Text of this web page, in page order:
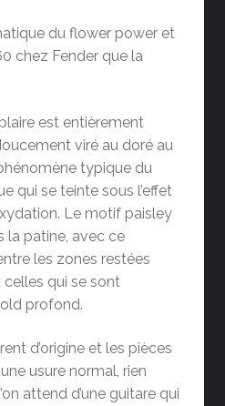
du flower power et
chez Fender que la
est entièrement
viré au doré au
typique du
qui se teinte sous l’effet
Le motif paisley
la patine, avec ce
les zones restées
qui se sont
profond.
d’origine et les pièces
usure normal, rien
attend d’une guitare qui